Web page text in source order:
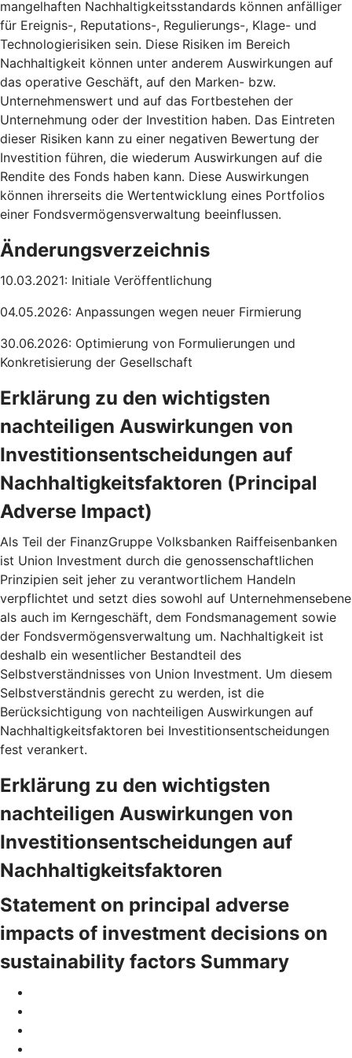
mangelhaften Nachhaltigkeitsstandards können anfälliger
für Ereignis-, Reputations-, Regulierungs-, Klage- und
Technologierisiken sein. Diese Risiken im Bereich
Nachhaltigkeit können unter anderem Auswirkungen auf
das operative Geschäft, auf den Marken- bzw.
Unternehmenswert und auf das Fortbestehen der
Unternehmung oder der Investition haben. Das Eintreten
dieser Risiken kann zu einer negativen Bewertung der
Investition führen, die wiederum Auswirkungen auf die
Rendite des Fonds haben kann. Diese Auswirkungen
können ihrerseits die Wertentwicklung eines Portfolios
einer Fondsvermögensverwaltung beeinflussen.
Änderungsverzeichnis
10.03.2021: Initiale Veröffentlichung
04.05.2026: Anpassungen wegen neuer Firmierung
30.06.2026: Optimierung von Formulierungen und
Konkretisierung der Gesellschaft
Erklärung zu den wichtigsten
nachteiligen Auswirkungen von
Investitionsentscheidungen auf
Nachhaltigkeitsfaktoren (Principal
Adverse Impact)
Als Teil der FinanzGruppe Volksbanken Raiffeisenbanken
ist Union Investment durch die genossenschaftlichen
Prinzipien seit jeher zu verantwortlichem Handeln
verpflichtet und setzt dies sowohl auf Unternehmensebene
als auch im Kerngeschäft, dem Fondsmanagement sowie
der Fondsvermögensverwaltung um. Nachhaltigkeit ist
deshalb ein wesentlicher Bestandteil des
Selbstverständnisses von Union Investment. Um diesem
Selbstverständnis gerecht zu werden, ist die
Berücksichtigung von nachteiligen Auswirkungen auf
Nachhaltigkeitsfaktoren bei Investitionsentscheidungen
fest verankert.
Erklärung zu den wichtigsten
nachteiligen Auswirkungen von
Investitionsentscheidungen auf
Nachhaltigkeitsfaktoren
Statement on principal adverse
impacts of investment decisions on
sustainability factors Summary